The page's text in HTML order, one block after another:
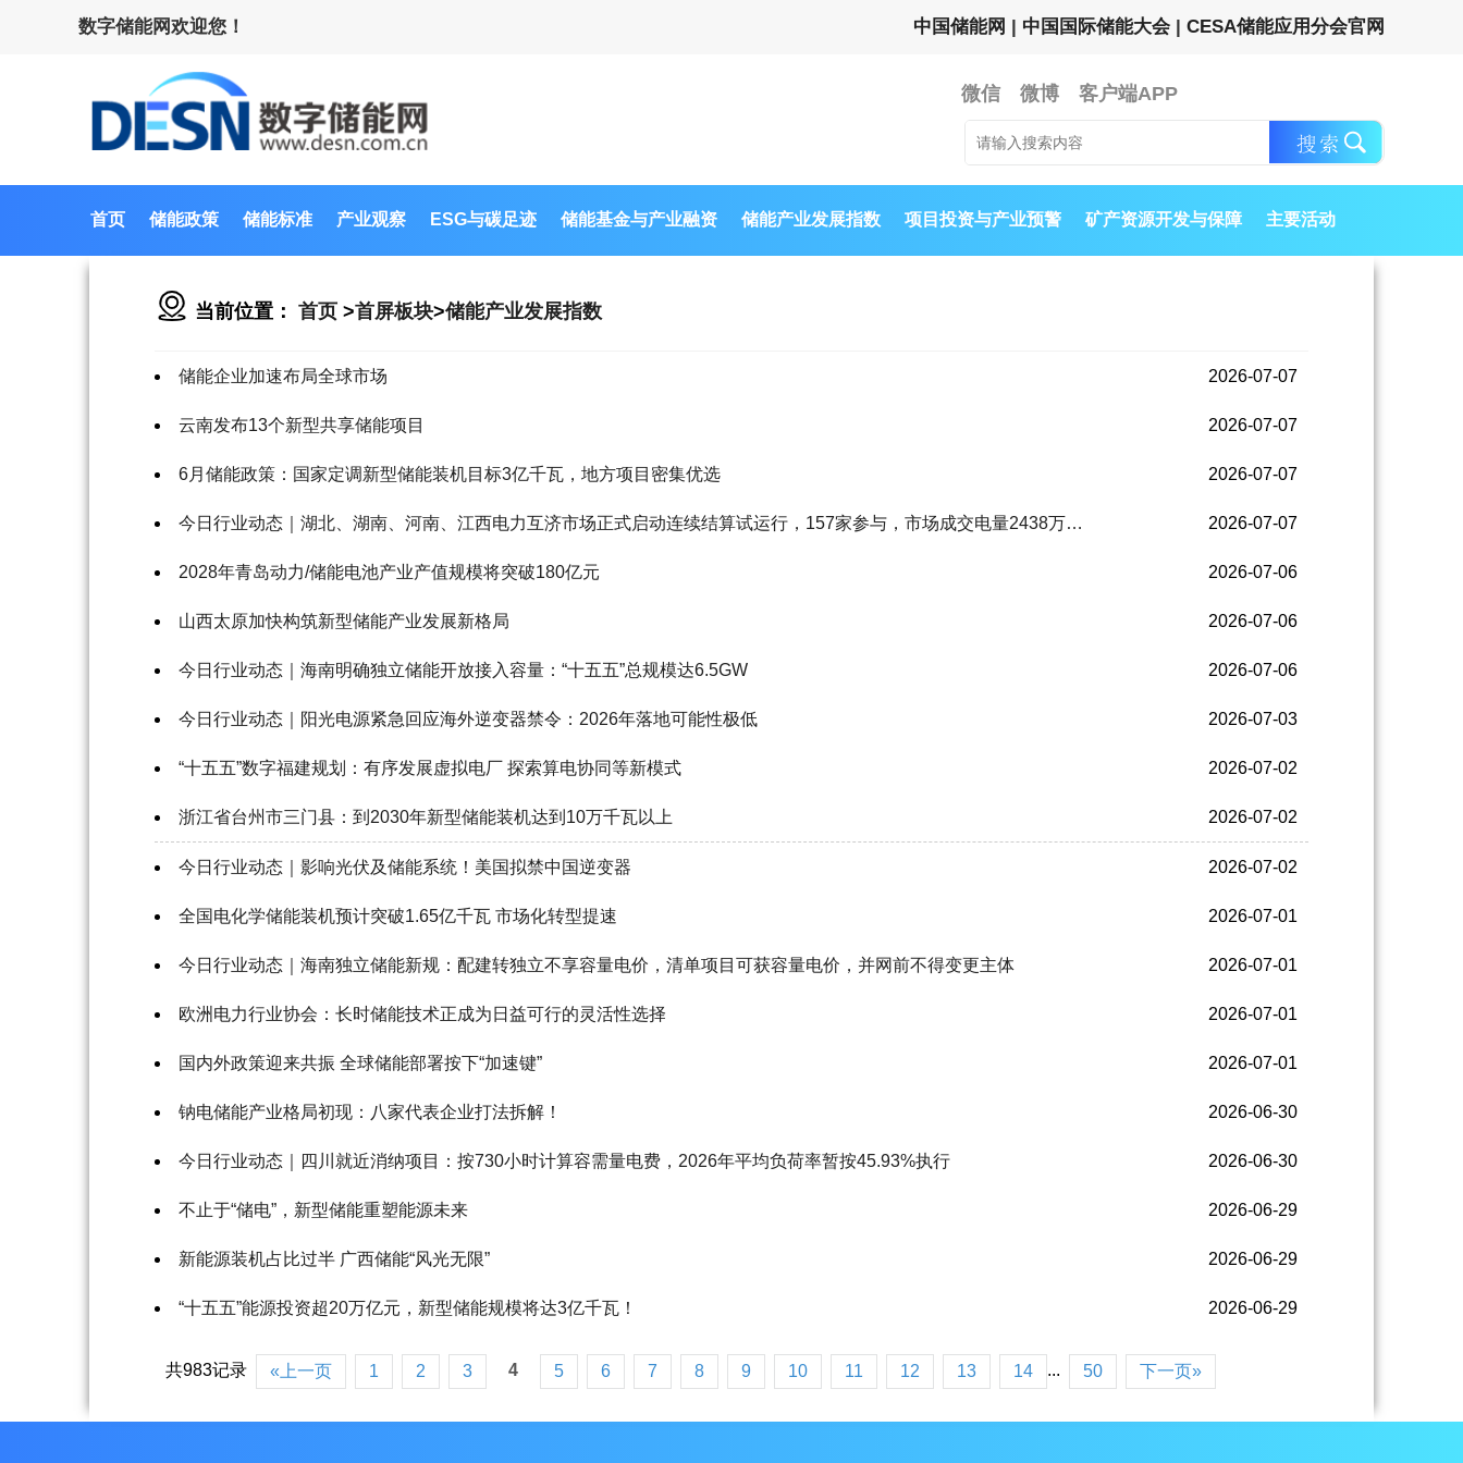
数字储能网欢迎您！ 中国储能网 | 中国国际储能大会 | CESA储能应用分会官网
微信 微博 客户端APP
首页 储能政策 储能标准 产业观察 ESG与碳足迹 储能基金与产业融资 储能产业发展指数 项目投资与产业预警 矿产资源开发与保障 主要活动
当前位置： 首页 >首屏板块>储能产业发展指数
储能企业加速布局全球市场 2026-07-07
云南发布13个新型共享储能项目 2026-07-07
6月储能政策：国家定调新型储能装机目标3亿千瓦，地方项目密集优选 2026-07-07
今日行业动态｜湖北、湖南、河南、江西电力互济市场正式启动连续结算试运行，157家参与，市场成交电量2438万… 2026-07-07
2028年青岛动力/储能电池产业产值规模将突破180亿元 2026-07-06
山西太原加快构筑新型储能产业发展新格局 2026-07-06
今日行业动态｜海南明确独立储能开放接入容量：“十五五”总规模达6.5GW 2026-07-06
今日行业动态｜阳光电源紧急回应海外逆变器禁令：2026年落地可能性极低 2026-07-03
“十五五”数字福建规划：有序发展虚拟电厂 探索算电协同等新模式 2026-07-02
浙江省台州市三门县：到2030年新型储能装机达到10万千瓦以上 2026-07-02
今日行业动态｜影响光伏及储能系统！美国拟禁中国逆变器 2026-07-02
全国电化学储能装机预计突破1.65亿千瓦 市场化转型提速 2026-07-01
今日行业动态｜海南独立储能新规：配建转独立不享容量电价，清单项目可获容量电价，并网前不得变更主体 2026-07-01
欧洲电力行业协会：长时储能技术正成为日益可行的灵活性选择 2026-07-01
国内外政策迎来共振 全球储能部署按下“加速键” 2026-07-01
钠电储能产业格局初现：八家代表企业打法拆解！ 2026-06-30
今日行业动态｜四川就近消纳项目：按730小时计算容需量电费，2026年平均负荷率暂按45.93%执行 2026-06-30
不止于“储电”，新型储能重塑能源未来 2026-06-29
新能源装机占比过半 广西储能“风光无限” 2026-06-29
“十五五”能源投资超20万亿元，新型储能规模将达3亿千瓦！ 2026-06-29
共983记录 «上一页 1 2 3 4 5 6 7 8 9 10 11 12 13 14 ... 50 下一页»